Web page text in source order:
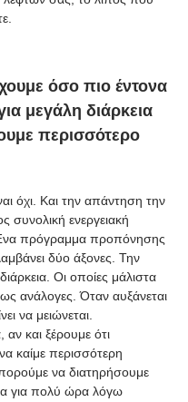
όσο πιο έντονα
μεγάλη διάρκεια
περισσότερο
όχι. Και την απάντηση την
συνολική ενεργειακή
πρόγραμμα προπόνησης
δύο άξονες. Την
Οι οποίες μάλιστα
ανάλογες. Όταν αυξάνεται
να μειώνεται.
αν και ξέρουμε ότι
καίμε περισσότερη
να διατηρήσουμε
για πολύ ώρα λόγω